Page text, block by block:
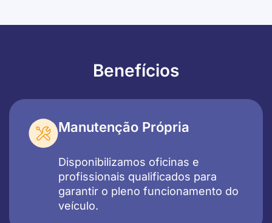
Benefícios
Manutenção Própria
Disponibilizamos oficinas e
profissionais qualificados para
garantir o pleno funcionamento do
veículo.